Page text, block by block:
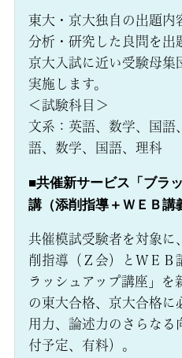
東大・京大独自の出題内
分析・研究した良問を出
京大入試に近い受験母集
実施します。
＜試験科目＞
文系：英語、数学、国
語、数学、国語、理科
■共催新サービス「ブラ
講（添削指導＋ＷＥＢ講
共催模試受験者を対象に
削指導（Ｚ会）とＷＥＢ
ラッシュアップ講座」を
の東大合格、京大合格に
用力、論述力のさらなる
付予定、有料）。